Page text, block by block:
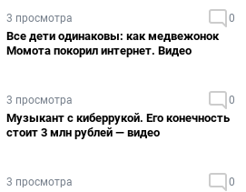
3 просмотра 0
Все дети одинаковы: как медвежонок
Момота покорил интернет. Видео
3 просмотра 0
Музыкант с киберрукой. Его конечность
стоит 3 млн рублей — видео
3 просмотра 0